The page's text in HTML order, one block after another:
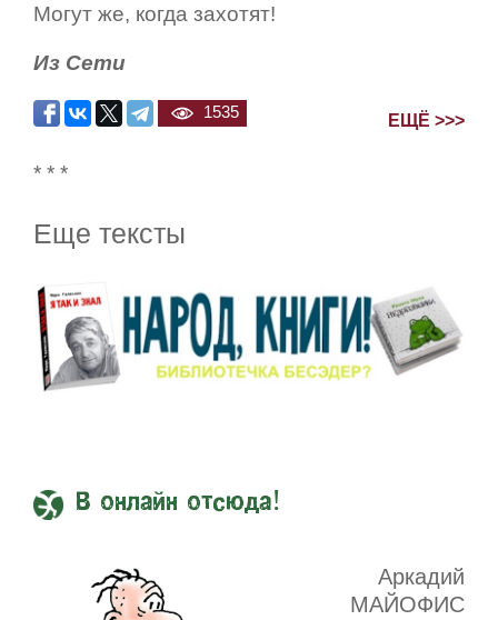
Могут же, когда захотят!
Из Сети
1535 ЕЩЁ >>>
* * *
Еще тексты
В онлайн отсюда!
Аркадий
МАЙОФИС